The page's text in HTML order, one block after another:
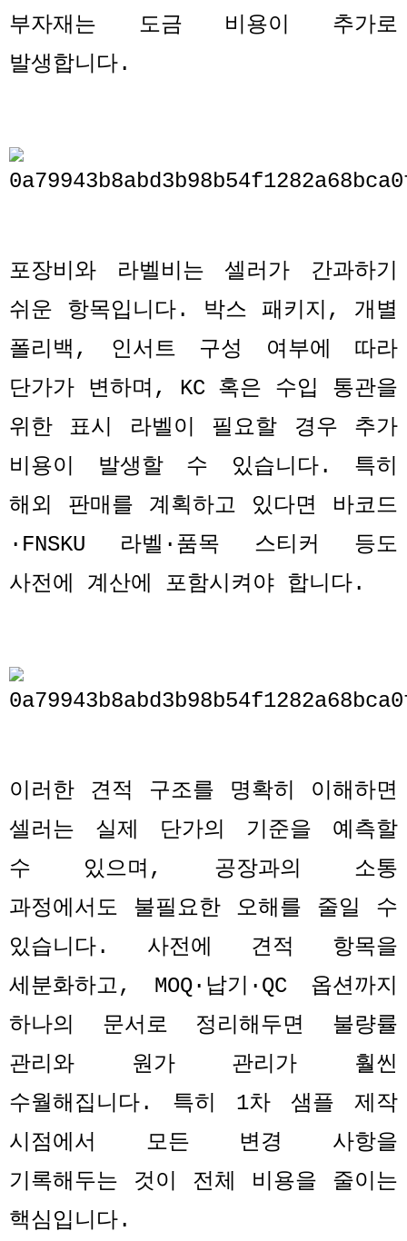
부자재는 도금 비용이 추가로
발생합니다.
포장비와 라벨비는 셀러가 간과하기
쉬운 항목입니다. 박스 패키지 , 개별
폴리백 , 인서트 구성 여부에 따라
단가가 변하며 , KC 혹은 수입 통관을
위한 표시 라벨이 필요할 경우 추가
비용이 발생할 수 있습니다. 특히
해외 판매를 계획하고 있다면 바코드
·FNSKU 라벨 · 품목 스티커 등도
사전에 계산에 포함시켜야 합니다.
이러한 견적 구조를 명확히 이해하면
셀러는 실제 단가의 기준을 예측할
수 있으며 , 공장과의 소통
과정에서도 불필요한 오해를 줄일 수
있습니다. 사전에 견적 항목을
세분화하고, MOQ· 납기 ·QC 옵션까지
하나의 문서로 정리해두면 불량률
관리와 원가 관리가 훨씬
수월해집니다. 특히 1차 샘플 제작
시점에서 모든 변경 사항을
기록해두는 것이 전체 비용을 줄이는
핵심입니다.